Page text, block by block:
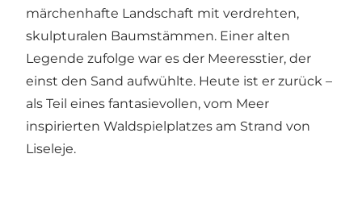
märchenhafte Landschaft mit verdrehten,
skulpturalen Baumstämmen. Einer alten
Legende zufolge war es der Meeresstier, der
einst den Sand aufwühlte. Heute ist er zurück –
als Teil eines fantasievollen, vom Meer
inspirierten Waldspielplatzes am Strand von
Liseleje.